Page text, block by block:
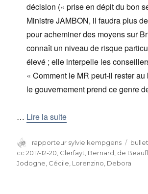
décision (« prise en dépit du bon
Ministre JAMBON, il faudra plus
pour acheminer des moyens sur
connaît un niveau de risque
élevé ; elle interpelle les
« Comment le MR peut-il rester
le gouvernement prend ce genre
… Lire la suite
Auteur
rapporteur sylvie kempgens
cc 2017-12-20 Clerfayt, Bernard de
Jodogne, Cécile Lorenzino, Debora